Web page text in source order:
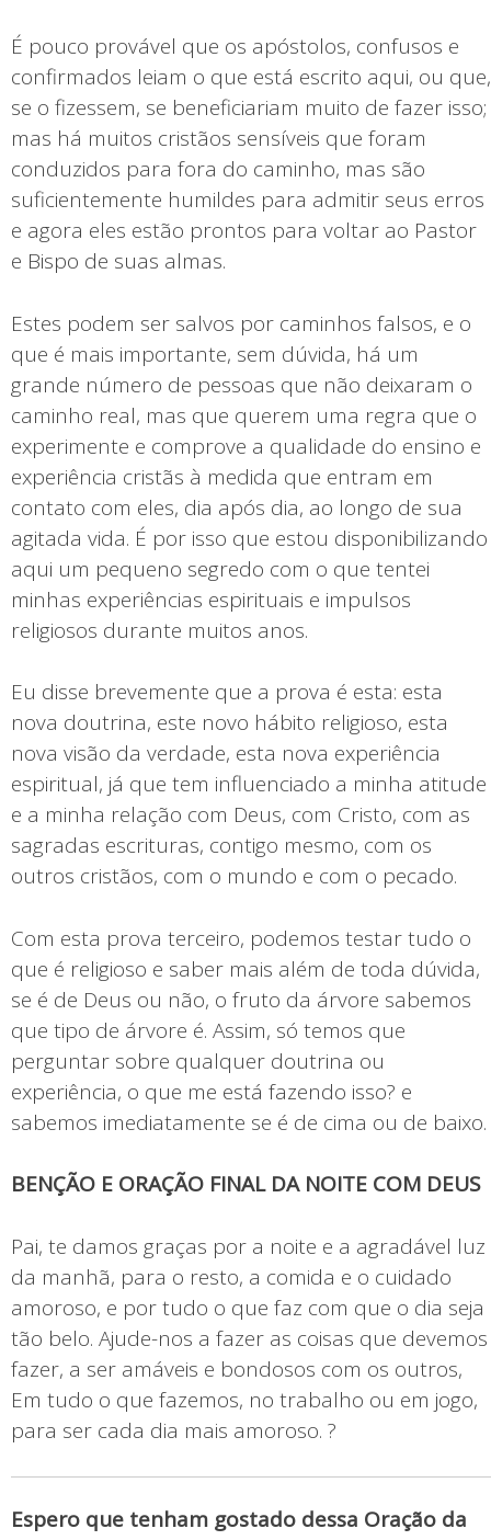
É pouco provável que os apóstolos, confusos e
confirmados leiam o que está escrito aqui, ou que,
se o fizessem, se beneficiariam muito de fazer isso;
mas há muitos cristãos sensíveis que foram
conduzidos para fora do caminho, mas são
suficientemente humildes para admitir seus erros
e agora eles estão prontos para voltar ao Pastor
e Bispo de suas almas.
Estes podem ser salvos por caminhos falsos, e o
que é mais importante, sem dúvida, há um
grande número de pessoas que não deixaram o
caminho real, mas que querem uma regra que o
experimente e comprove a qualidade do ensino e
experiência cristãs à medida que entram em
contato com eles, dia após dia, ao longo de sua
agitada vida. É por isso que estou disponibilizando
aqui um pequeno segredo com o que tentei
minhas experiências espirituais e impulsos
religiosos durante muitos anos.
Eu disse brevemente que a prova é esta: esta
nova doutrina, este novo hábito religioso, esta
nova visão da verdade, esta nova experiência
espiritual, já que tem influenciado a minha atitude
e a minha relação com Deus, com Cristo, com as
sagradas escrituras, contigo mesmo, com os
outros cristãos, com o mundo e com o pecado.
Com esta prova terceiro, podemos testar tudo o
que é religioso e saber mais além de toda dúvida,
se é de Deus ou não, o fruto da árvore sabemos
que tipo de árvore é. Assim, só temos que
perguntar sobre qualquer doutrina ou
experiência, o que me está fazendo isso? e
sabemos imediatamente se é de cima ou de baixo.
BENÇÃO E ORAÇÃO FINAL DA NOITE COM DEUS
Pai, te damos graças por a noite e a agradável luz
da manhã, para o resto, a comida e o cuidado
amoroso, e por tudo o que faz com que o dia seja
tão belo. Ajude-nos a fazer as coisas que devemos
fazer, a ser amáveis e bondosos com os outros,
Em tudo o que fazemos, no trabalho ou em jogo,
para ser cada dia mais amoroso. ?
Espero que tenham gostado dessa Oração da